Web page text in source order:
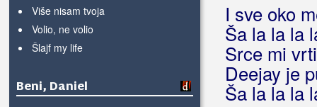
Više nisam tvoja
Volio, ne volio
Šlajf my life
Beni, Daniel
I sve oko
Ša la la la
Srce mi
Deejay je
Ša la la la